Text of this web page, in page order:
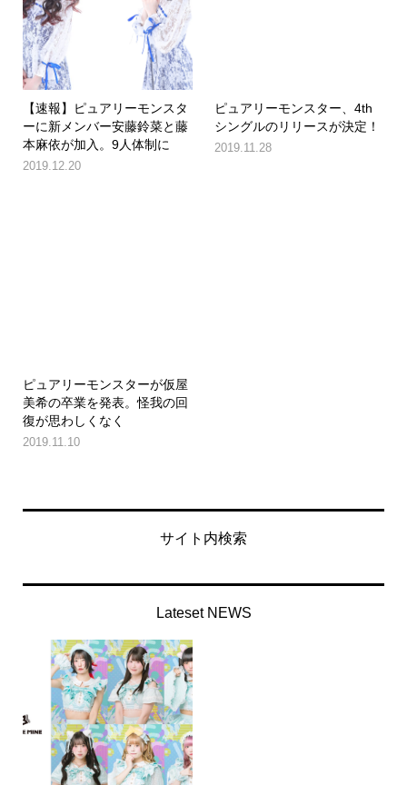
【速報】ピュアリーモンスタ
ーに新メンバー安藤鈴菜と藤
本麻依が加入。9人体制に
2019.12.20
ピュアリーモンスター、4th
シングルのリリースが決定！
2019.11.28
ピュアリーモンスターが仮屋
美希の卒業を発表。怪我の回
復が思わしくなく
2019.11.10
サイト内検索
Lateset NEWS